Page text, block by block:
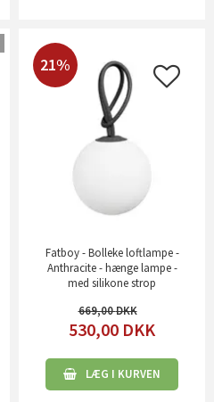
21%
Fatboy - Bolleke loftlampe -
Anthracite - hænge lampe -
med silikone strop
669,00
530,00 DKK
LÆG I KURVEN